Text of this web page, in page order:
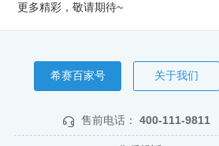
更多精彩，敬请期待~
希赛百家号 关于我们
售前电话： 400-111-9811